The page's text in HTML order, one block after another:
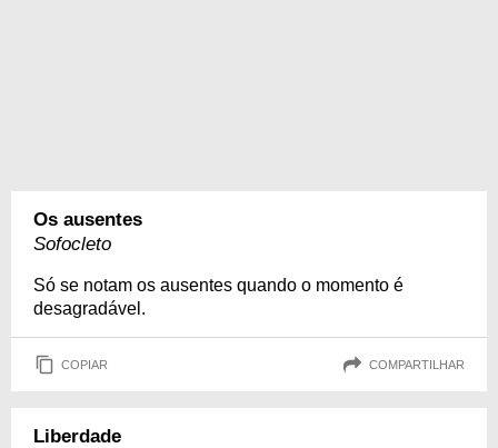
Os ausentes
Sofocleto
Só se notam os ausentes quando o momento é
desagradável.
COPIAR COMPARTILHAR
Liberdade